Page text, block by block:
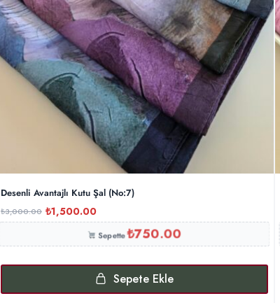
Desenli Avantajlı Kutu Şal (No:7)
₺3,000.00 ₺1,500.00
Sepette₺750.00
Sepete Ekle